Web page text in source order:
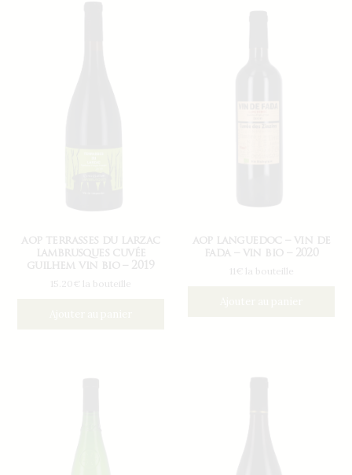
aop terrasses du larzac
lambrusques cuvée
guilhem vin bio – 2019
15.20€ la bouteille
aop languedoc – vin de
fada – vin bio – 2020
11€ la bouteille